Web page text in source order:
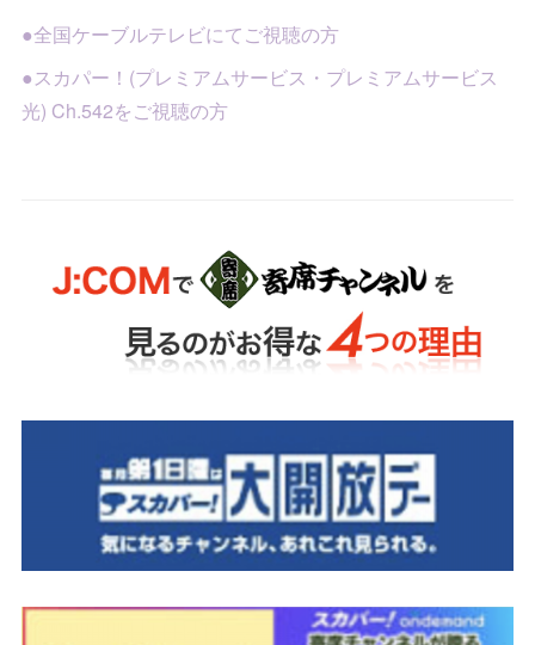
●全国ケーブルテレビにてご視聴の方
●スカパー！(プレミアムサービス・プレミアムサービス
光) Ch.542をご視聴の方